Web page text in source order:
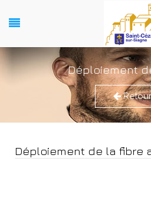
Déploiement
Retour
Déploiement de la fibre